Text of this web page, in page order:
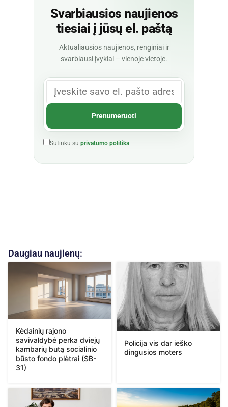
Svarbiausios naujienos
tiesiai į jūsų el. paštą
Aktualiausios naujienos, renginiai ir
svarbiausi įvykiai – vienoje vietoje.
Sutinku su privatumo politika
Daugiau naujienų:
Kėdainių rajono
savivaldybė perka dviejų
kambarių butą socialinio
būsto fondo plėtrai (SB-
31)
Policija vis dar ieško
dingusios moters